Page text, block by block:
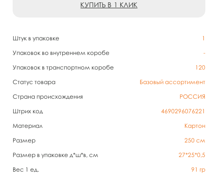
Штук в упаковке
1
Упаковок во внутреннем коробе
-
Упаковок в транспортном коробе
120
Статус товара
Базовый ассортимент
Страна происхождения
РОССИЯ
Штрих код
4690296076221
Материал
Картон
Размер
250 см
Размер в упаковке д*ш*в, см
27*25*0,5
Вес 1 ед.
91 гр
КУПИТЬ В 1 КЛИК